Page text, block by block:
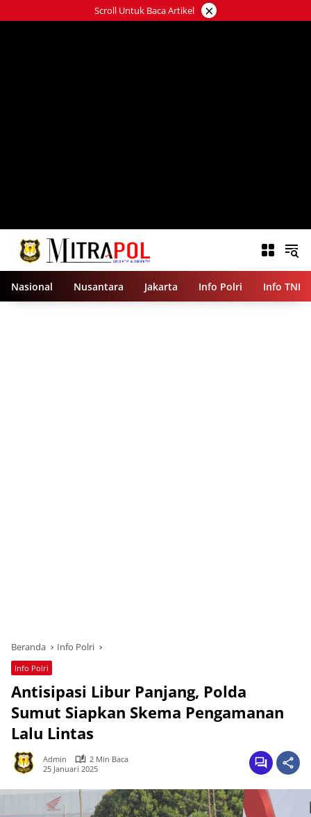
ke
Scroll Untuk Baca Artikel ×
Nasional Nusantara Jakarta Info Polri Info TNI
Beranda Info Polri
Info Polri
Antisipasi Libur Panjang, Polda
Sumut Siapkan Skema Pengamanan
Lalu Lintas
Admin
2 Min Baca
25 Januari 2025